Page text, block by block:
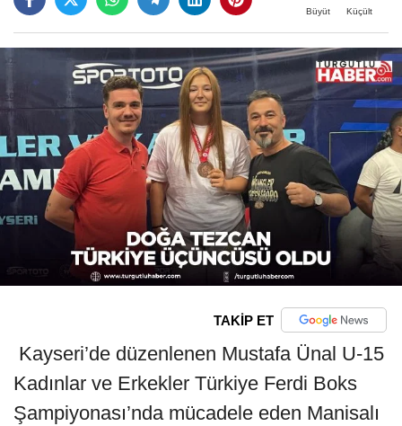
Büyüt Küçült
TAKİP ET
Kayseri’de düzenlenen Mustafa Ünal U-15
Kadınlar ve Erkekler Türkiye Ferdi Boks
Şampiyonası’nda mücadele eden Manisalı